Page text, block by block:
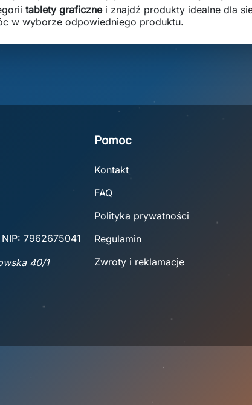
tablety graficznei znajdź produkty idealne dla
w wyborze odpowiedniego produktu.
7962675041
40/1
Pomoc
Kontakt
FAQ
Polityka prywatności
Regulamin
Zwroty i reklamacje